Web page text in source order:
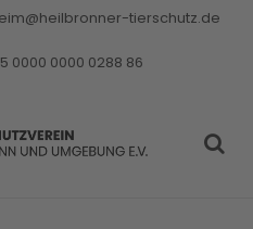
tierschutz.de
0000 0000 0288 86